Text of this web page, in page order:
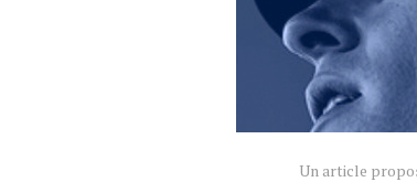
Un article